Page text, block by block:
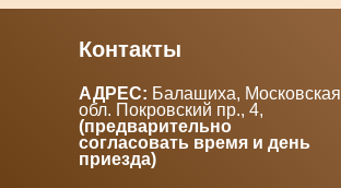
Контакты
АДРЕС: Балашиха, Московская
обл. Покровский пр., 4,
(предварительно
согласовать время и день
приезда)